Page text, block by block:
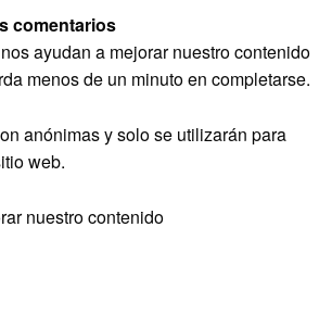
comentarios
ayudan a mejorar nuestro contenido
menos de un minuto en completarse.
anónimas y solo se utilizarán para
web.
nuestro contenido